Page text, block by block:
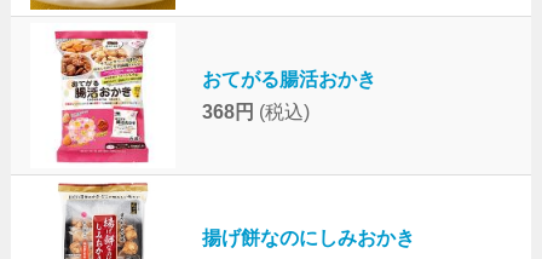
おてがる腸活おかき
368円 (税込)
揚げ餅なのにしみおかき